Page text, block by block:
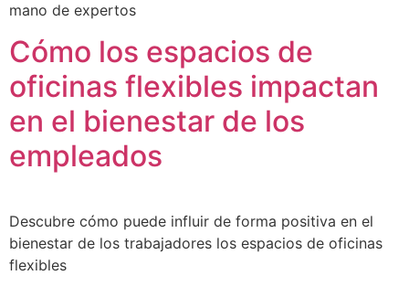
mano de expertos
Cómo los espacios de
oficinas flexibles impactan
en el bienestar de los
empleados
Descubre cómo puede influir de forma positiva en el
bienestar de los trabajadores los espacios de oficinas
flexibles